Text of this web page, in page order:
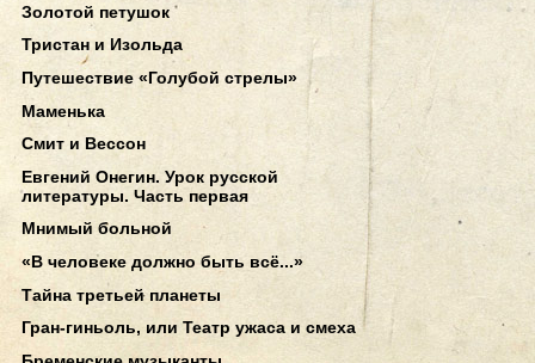
Золотой петушок
Тристан и Изольда
Путешествие «Голубой стрелы»
Маменька
Смит и Вессон
Евгений Онегин. Урок русской
литературы. Часть первая
Мнимый больной
«В человеке должно быть всё...»
Тайна третьей планеты
Гран-гиньоль, или Театр ужаса и смеха